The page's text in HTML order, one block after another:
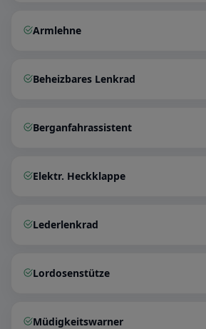
Armlehne
Beheizbares Lenkrad
Berganfahrassistent
Elektr. Heckklappe
Lederlenkrad
Lordosenstütze
Müdigkeitswarner